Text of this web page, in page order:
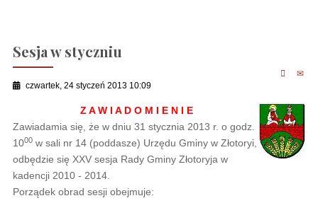
Sesja w styczniu
czwartek, 24 styczeń 2013 10:09
Z A W I A D O M I E N I E
Zawiadamia się, że w dniu 31 stycznia 2013 r. o godz.
1000w sali nr 14 (poddasze) Urzędu Gminy w Złotoryi,
odbędzie się XXV sesja Rady Gminy Złotoryja w
kadencji 2010 - 2014.
Porządek obrad sesji obejmuje: